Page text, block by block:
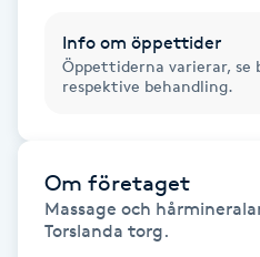
Gel naglar
Gelenaglar
Gellack
Info om öppettider
Öppettiderna varierar, se
respektive behandling.
Om företaget
Massage och
Torslanda torg.